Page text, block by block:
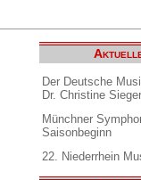
Der Deutsche
Dr. Christine
Münchner
Saisonbeginn
22. Niederrhein